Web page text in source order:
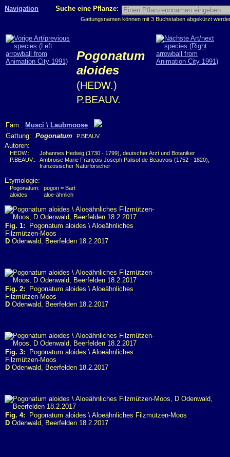
Navigation Suche eine Pflanze:
Gattungsnamen können mit 3 Buchstaben abgekürzt
Pogonatum
aloides
(HEDW.)
P.BEAUV.
Fam.: Musci \ Laubmoose
Gattung: Pogonatum P.BEAUV.
Autoren:
HEDW.:
Johannes Hedwig (1730 - 1799), deutscher Arzt und Botaniker
P.BEAUV.:
Ambroise Marie François Joseph Palisot de Beauvois (1752 - 1820),
französischer Naturforscher
Etymologie:
Pogonatum:
pogon = Bart
aloides:
aloe-ähnlich
Fig. 1: Pogonatum aloides \ Aloeähnliches
Filzmützen-Moos
D Odenwald, Beerfelden 18.2.2017
Fig. 2: Pogonatum aloides \ Aloeähnliches
Filzmützen-Moos
D Odenwald, Beerfelden 18.2.2017
Fig. 3: Pogonatum aloides \ Aloeähnliches
Filzmützen-Moos
D Odenwald, Beerfelden 18.2.2017
Fig. 4: Pogonatum aloides \ Aloeähnliches Filzmützen-Moos
D Odenwald, Beerfelden 18.2.2017